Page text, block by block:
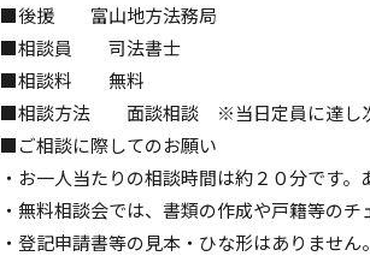
■後援 富山地方法務局
■相談員 司法書士
■相談料 無料
■相談方法 面談相談 ※当日定員に達し次
■ご相談に際してのお願い
・お一人当たりの相談時間は約２０分です
・無料相談会では、書類の作成や戸籍等の
・登記申請書等の見本・ひな形はありませ